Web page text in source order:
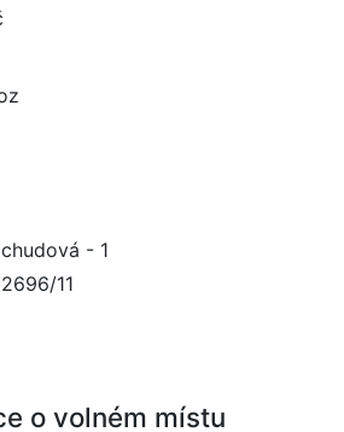
- 1
11
o volném místu